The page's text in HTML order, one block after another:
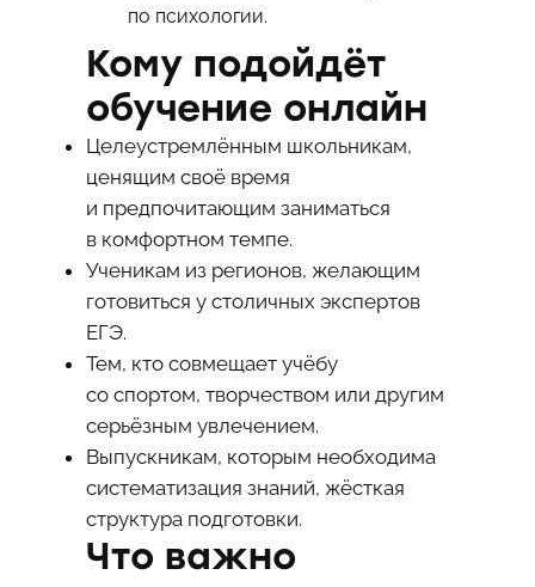
по психологии.
Кому подойдёт
обучение онлайн
Целеустремлённым школьникам,
ценящим своё время
и предпочитающим заниматься
в комфортном темпе.
Ученикам из регионов, желающим
готовиться у столичных экспертов
ЕГЭ.
Тем, кто совмещает учёбу
со спортом, творчеством или другим
серьёзным увлечением.
Выпускникам, которым необходима
систематизация знаний, жёсткая
структура подготовки.
Что важно